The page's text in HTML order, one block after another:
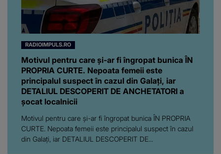
RADIOIMPULS.RO
Motivul pentru care și-ar fi îngropat bunica ÎN
PROPRIA CURTE. Nepoata femeii este
principalul suspect în cazul din Galați, iar
DETALIUL DESCOPERIT DE ANCHETATORI a
șocat localnicii
Motivul pentru care și-ar fi îngropat bunica ÎN PROPRIA
CURTE. Nepoata femeii este principalul suspect în cazul
din Galați, iar DETALIUL DESCOPERIT DE...